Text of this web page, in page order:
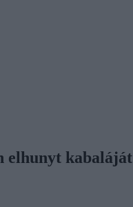
elhunyt kabaláját